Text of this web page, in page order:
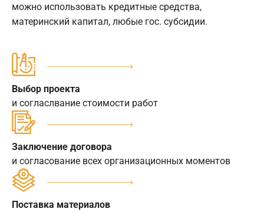
можно использовать кредитные средства,
материнский капитал, любые гос. субсидии.
Выбор проекта
и согласлвание стоимости работ
Заключение договора
и согласование всех организационных моментов
Поставка материалов